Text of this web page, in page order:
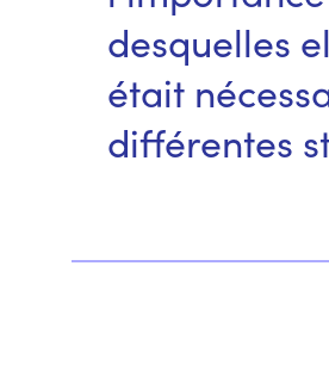
desquelles
était
différentes